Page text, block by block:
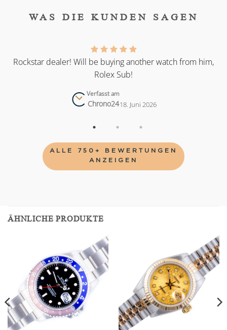
WAS DIE KUNDEN SAGEN
Rockstar dealer! Will be buying another watch from him,
Rolex Sub!
Verfasst am
Chrono2418. Juni 2026
ALLE 750+ BEWERTUNGEN
ANZEIGEN
ÄHNLICHE PRODUKTE
Add to
wishlist
Add to
wishlist